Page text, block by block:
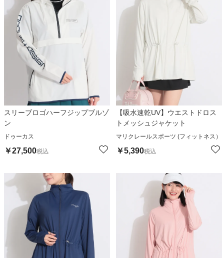
スリーブロゴハーフジップブルゾ
ン
ドゥーカス
￥27,500税込
【吸水速乾UV】ウエストドロス
トメッシュジャケット
マリクレールスポーツ (フィットネス）
￥5,390税込